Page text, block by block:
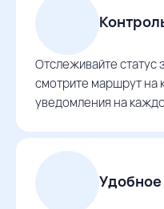
Отслеживайте статус
смотрите маршрут на
уведомления на